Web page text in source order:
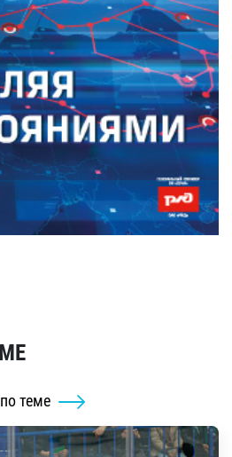
теме